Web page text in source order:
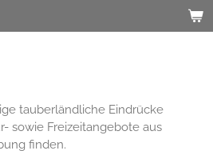
tauberländliche Eindrücke
sowie Freizeitangebote aus
finden.